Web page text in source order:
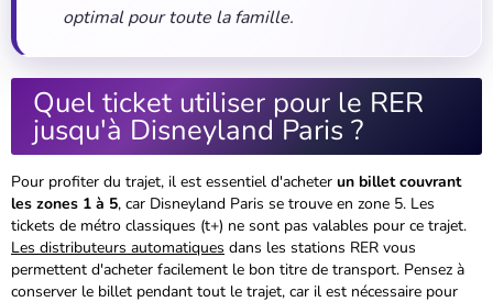
optimal pour toute la famille.
Quel ticket utiliser pour le RER
jusqu'à Disneyland Paris ?
Pour profiter du trajet, il est essentiel d'acheter un billet couvrant
les zones 1 à 5, car Disneyland Paris se trouve en zone 5. Les
tickets de métro classiques (t+) ne sont pas valables pour ce trajet.
Les distributeurs automatiques dans les stations RER vous
permettent d'acheter facilement le bon titre de transport. Pensez à
conserver le billet pendant tout le trajet, car il est nécessaire pour